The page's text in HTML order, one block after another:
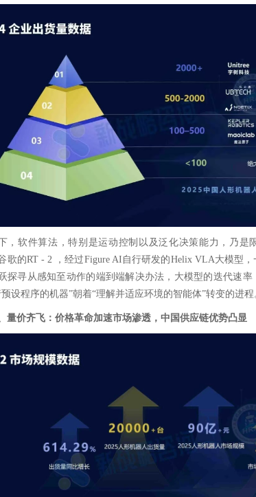
，软件算法，特别是运动控制以及泛化决策能力，乃是
歌的RT - 2 ，经过Figure AI自行研发的Helix VLA大模型
探寻从感知至动作的端到端解决办法，大模型的迭代速率
设程序的机器”朝着“理解并适应环境的智能体”转变的进程
量价齐飞：价格革命加速市场渗透，中国供应链优势凸显